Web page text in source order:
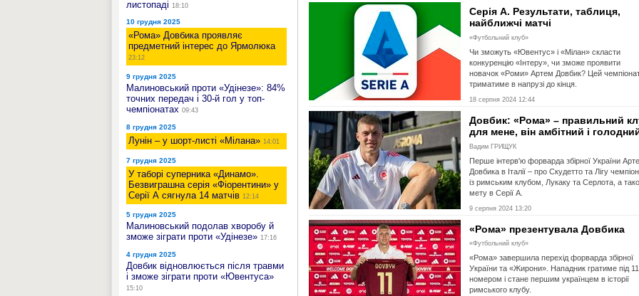
листопаді 18:10
10 грудня 2025
«Рома» Довбика проявляє
предметний інтерес до Ярмолюка
23:12
9 грудня 2025
Малиновський проти «Удінезе»: 84%
точних передач і 30-й гол у топ-
чемпіонатах 09:43
8 грудня 2025
Лунін – у шорт-листі «Мілана» 14:01
7 грудня 2025
У таборі суперника «Динамо».
Безвиграшна серія «Фіорентини» у
Серії А сягнула 14 матчів 12:14
5 грудня 2025
Малиновський подолав хворобу й
зможе зіграти проти «Удінезе» 17:16
4 грудня 2025
Довбик відновлюється після травми
і зможе зіграти проти «Ювентуса»
15:10
Серія A. Результати, таблиця,
найближчі матчі
«Футбольний клуб»
Чи зможуть «Ювентус» і «Мілан» скласти
конкуренцію «Інтеру», чи зможе проявити
новачок «Роми» Артем Довбик? Цей
триматиме в напрузі до кінця.
18 серпня 2024 12:44
Довбик: «Рома» – правильний
для мене, він амбітний і
Вадим ГРИЩУК
Перше інтерв'ю форварда збірної України
Довбика в Італії – про Скудетто та Лігу
із римським клубом, Лукаку та Серлота, а
мету в Серії А.
9 серпня 2024 13:20
«Рома» презентувала Довбика
«Футбольний клуб»
«Рома» завершила перехід форварда збірної
України та «Жирони». Нападник гратиме під
номером і стане першим українцем в історії
римського клубу.